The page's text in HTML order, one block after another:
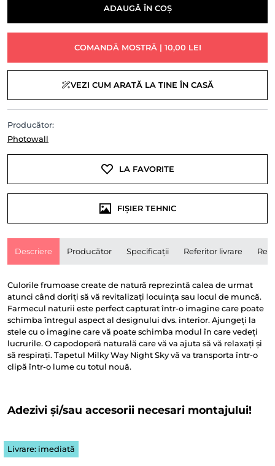
ADAUGĂ ÎN COȘ
COMANDĂ MOSTRĂ | 10,00 LEI
VEZI CUM ARATĂ LA TINE ÎN CASĂ
Producător:
Photowall
LA FAVORITE
FIȘIER TEHNIC
Descriere Producător Specificații Referitor livrare
Culorile frumoase create de natură reprezintă calea de urmat
atunci când doriți să vă revitalizați locuința sau locul de muncă.
Farmecul naturii este perfect capturat într-o imagine care poate
schimba întregul aspect al designului dvs. interior. Ajungeți la
stele cu o imagine care vă poate schimba modul în care vedeți
lucrurile. O capodoperă naturală care vă va ajuta să vă relaxați și
să respirați. Tapetul Milky Way Night Sky vă va transporta într-o
clipă într-o lume cu totul nouă.
Adezivi și/sau accesorii necesari montajului!
Livrare: imediată